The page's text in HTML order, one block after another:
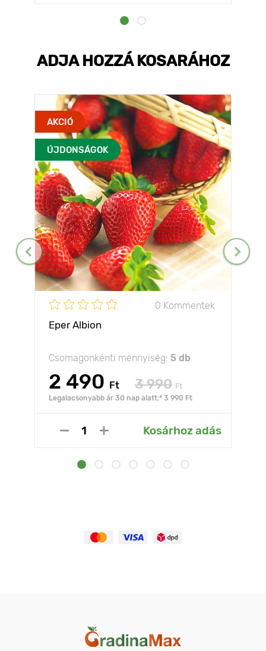
ADJA HOZZÁ KOSARÁHOZ
AKCIÓ
ÚJDONSÁGOK
0 Kommentek
Eper Albion
Csomagonkénti mennyiség: 5 db
2 490 Ft 3 990 Ft
Legalacsonyabb ár 30 nap alatt:* 3 990 Ft
Kosárhoz adás